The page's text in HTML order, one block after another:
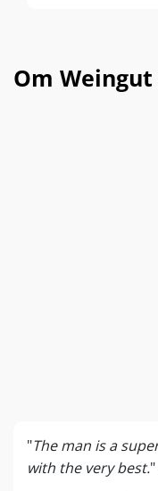
Om
"The man is a
with the very best.